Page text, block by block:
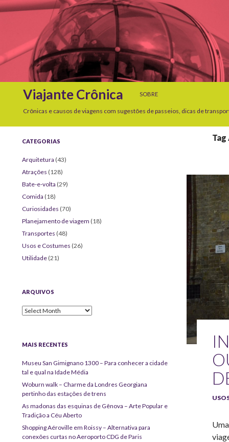
Viajante Crônica
SOBRE
Crônicas e causos de viagens com sugestões de passeios, dicas de
Tag
CATEGORIAS
Arquitetura (43)
Atrações (128)
Bate-e-volta (29)
Comida (18)
Curiosidades (70)
Planejamento de viagem (18)
Transportes (48)
Usos e Costumes (26)
Utilidade (21)
ARQUIVOS
Arquivos
MAIS RECENTES
Museu San Gimignano 1300 – Para conhecer a cidade
tal e qual na Idade Média
Woburn walk – Charme da Londres Georgiana
pertinho das estações de trens
As madonas das esquinas de Gênova – Arte Popular e
Tradição a Céu Aberto
Shopping Aéroville em Roissy – Alternativa para
conexões curtas no Aeroporto CDG de Paris